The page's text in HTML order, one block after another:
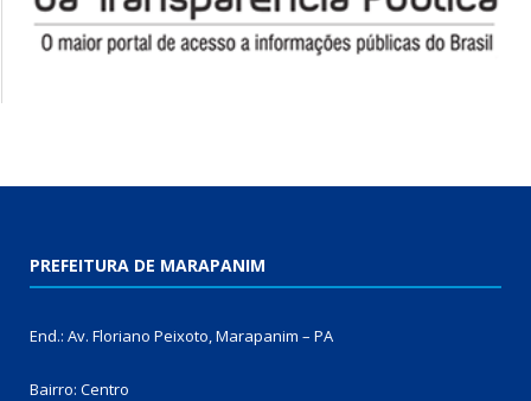
PREFEITURA DE MARAPANIM
End.: Av. Floriano Peixoto, Marapanim – PA
Bairro: Centro